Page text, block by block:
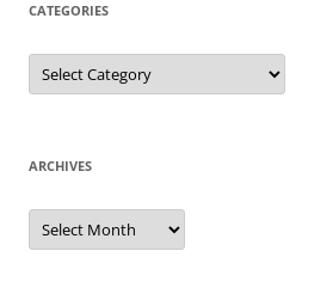
CATEGORIES
Categories
ARCHIVES
Archives